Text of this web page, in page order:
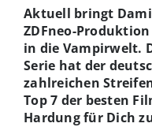
Aktuell bringt
ZDFneo-
in die Vampirwelt.
Serie hat der
zahlreichen
Top 7 der besten
Hardung für Dich